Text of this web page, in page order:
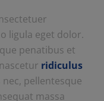
ligula eget dolor.
penatibus et
ridiculus
pellentesque
massa